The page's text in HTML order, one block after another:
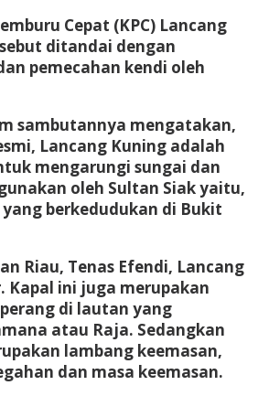
Cepat (KPC) Lancang
ditandai dengan
pemecahan kendi oleh
sambutannya mengatakan,
Lancang Kuning adalah
mengarungi sungai dan
oleh Sultan Siak yaitu,
berkedudukan di Bukit
Riau, Tenas Efendi, Lancang
Kapal ini juga merupakan
di lautan yang
atau Raja. Sedangkan
lambang keemasan,
dan masa keemasan.